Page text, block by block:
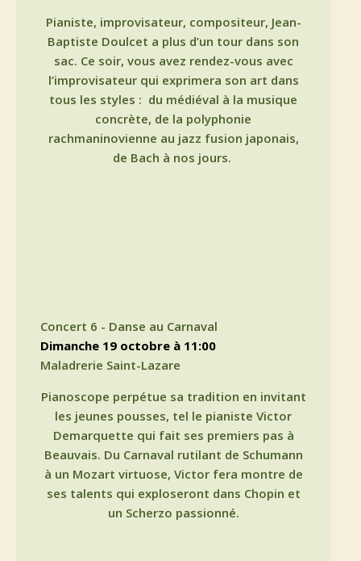
Pianiste, improvisateur, compositeur, Jean-
Baptiste Doulcet a plus d’un tour dans son
sac. Ce soir, vous avez rendez-vous avec
l’improvisateur qui exprimera son art dans
tous les styles : du médiéval à la musique
concrète, de la polyphonie
rachmaninovienne au jazz fusion japonais,
de Bach à nos jours.
Concert 6 - Danse au Carnaval
dimanche 19 octobre à 11:00
Maladrerie Saint-Lazare
Pianoscope perpétue sa tradition en invitant
les jeunes pousses, tel le pianiste Victor
Demarquette qui fait ses premiers pas à
Beauvais. Du Carnaval rutilant de Schumann
à un Mozart virtuose, Victor fera montre de
ses talents qui exploseront dans Chopin et
un Scherzo passionné.